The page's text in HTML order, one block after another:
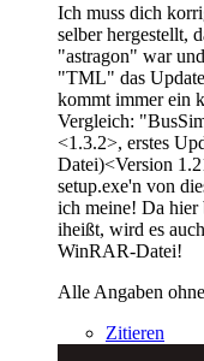
Ich muss dich
selber hergestellt,
"astragon" war
"TML" das
kommt immer ein
Vergleich:
<1.3.2>, erstes
Datei)<Version
setup.exe'n von
ich meine! Da
iheißt, wird es
WinRAR-Datei!
Alle Angaben
Zitieren